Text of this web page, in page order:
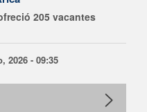
205 vacantes
2026 - 09:35